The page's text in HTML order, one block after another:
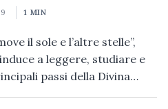
1 MIN
il sole e l’altre stelle”,
a leggere, studiare e
passi della Divina…